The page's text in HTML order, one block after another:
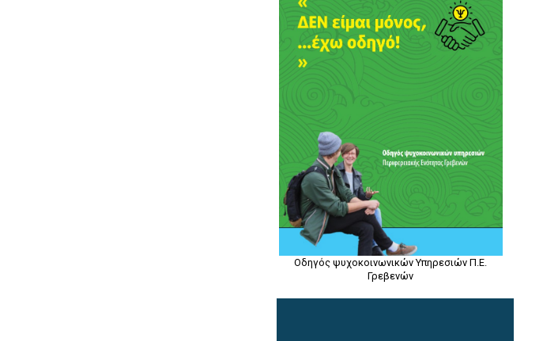
Οδηγός ψυχοκοινωνικών Υπηρεσιών Π.Ε.
Γρεβενών